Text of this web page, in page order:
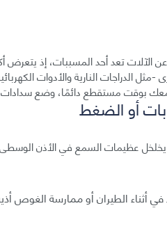
-مثل الدراجات النارية والأدوات
بوقت مستقطع دائمًا، وضع سدادات
أو الضغط
عظيمات السمع في الأذن
أثناء الطيران أو ممارسة الغوص